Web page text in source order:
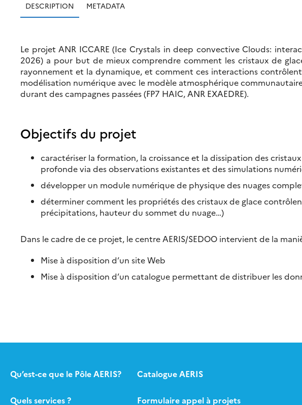
DESCRIPTION METADATA
Le projet ANR ICCARE (Ice Crystals in deep convective Clouds:
2026) a pour but de mieux comprendre comment les cristaux de
rayonnement et la dynamique, et comment ces interactions
modélisation numérique avec le modèle atmosphérique
durant des campagnes passées (FP7 HAIC, ANR EXAEDRE).
Objectifs du projet
caractériser la formation, la croissance et la dissipation des
profonde via des observations existantes et des simulations
développer un module numérique de physique des nuages
déterminer comment les propriétés des cristaux de glace
précipitations, hauteur du sommet du nuage…)
Dans le cadre de ce projet, le centre AERIS/SEDOO intervient de la
Mise à disposition d’un site Web
Mise à disposition d’un catalogue permettant de distribuer les
Qu’est-ce que le Pôle AERIS?
Quels services ?
Catalogue AERIS
Formulaire appel à projets